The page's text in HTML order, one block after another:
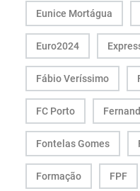
Eunice Mortágua
Euro2024
Fábio Veríssimo
FC Porto
Fontelas Gomes
Formação FPF